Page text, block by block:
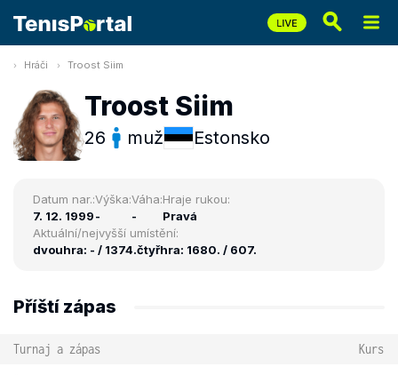
Hráči Troost Siim
Troost Siim
26 muž Estonsko
Datum nar.:
7. 12. 1999
Výška:
-
Váha:
-
Hraje rukou:
Pravá
Aktuální/nejvyšší umístění:
dvouhra: - / 1374.čtyřhra: 1680. / 607.
Příští zápas
Turnaj a zápas Kurs